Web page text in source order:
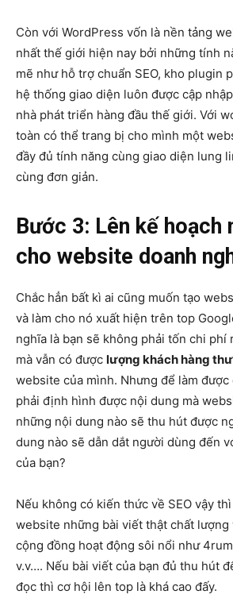
Còn với WordPress vốn là nền tảng
nhất thế giới hiện nay bởi những tính
mẽ như hỗ trợ chuẩn SEO, kho plugin
hệ thống giao diện luôn được cập
nhà phát triển hàng đầu thế giới. Với
toàn có thể trang bị cho mình một
đầy đủ tính năng cùng giao diện lung
cùng đơn giản.
Bước 3: Lên kế hoạch
cho website doanh
Chắc hẳn bất kì ai cũng muốn tạo
và làm cho nó xuất hiện trên top
nghĩa là bạn sẽ không phải tốn chi phí
mà vẫn có được lượng khách hàng
website của mình. Nhưng để làm được
phải định hình được nội dung mà
những nội dung nào sẽ thu hút được
dung nào sẽ dẫn dắt người dùng đến
của bạn?
Nếu không có kiến thức về SEO vậy
website những bài viết thật chất lượng
cộng đồng hoạt động sôi nổi như
v.v…. Nếu bài viết của bạn đủ thu hút
đọc thì cơ hội lên top là khá cao đấy.